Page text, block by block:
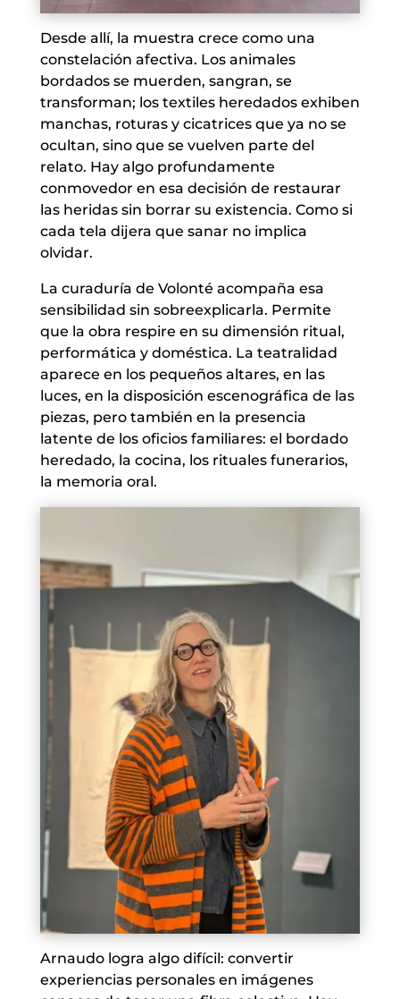
Desde allí, la muestra crece como una
constelación afectiva. Los animales
bordados se muerden, sangran, se
transforman; los textiles heredados exhiben
manchas, roturas y cicatrices que ya no se
ocultan, sino que se vuelven parte del
relato. Hay algo profundamente
conmovedor en esa decisión de restaurar
las heridas sin borrar su existencia. Como si
cada tela dijera que sanar no implica
olvidar.
La curaduría de Volonté acompaña esa
sensibilidad sin sobreexplicarla. Permite
que la obra respire en su dimensión ritual,
performática y doméstica. La teatralidad
aparece en los pequeños altares, en las
luces, en la disposición escenográfica de las
piezas, pero también en la presencia
latente de los oficios familiares: el bordado
heredado, la cocina, los rituales funerarios,
la memoria oral.
Arnaudo logra algo difícil: convertir
experiencias personales en imágenes